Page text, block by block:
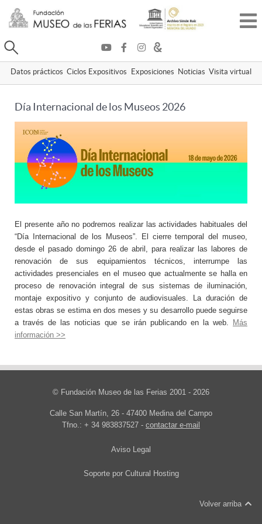
Buscar
Datos prácticos Ciclos Expositivos Exposiciones Noticias Visita virtual
Día Internacional de los Museos 2026
El presente año no podremos realizar las actividades habituales del
“Día Internacional de los Museos”. El cierre temporal del museo,
desde el pasado domingo 26 de abril, para realizar las labores de
renovación de sus equipamientos técnicos, interrumpe las
actividades presenciales en el museo que actualmente se halla en
proceso de renovación integral de sus sistemas de iluminación,
montaje expositivo y conjunto de audiovisuales. La duración de
estas obras se estima en dos meses y su desarrollo puede seguirse
a través de las noticias que se irán publicando en la web.
Más
información >>
© Fundación Museo de las Ferias 2001 - 2026
Calle San Martín, 26 - 47400 Medina del Campo
Tfno.: + 34 983837527 - contactar e-mail
Aviso Legal
Soporte por Cultural Hosting
Volver arriba